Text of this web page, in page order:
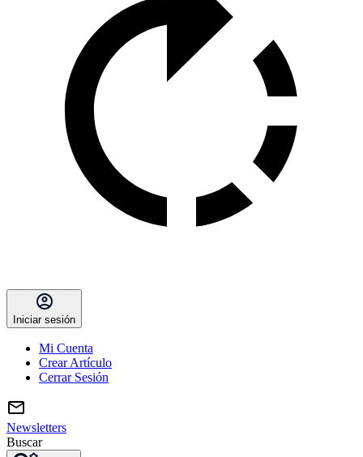
Iniciar sesión
Mi Cuenta
Crear Artículo
Cerrar Sesión
Newsletters
Buscar